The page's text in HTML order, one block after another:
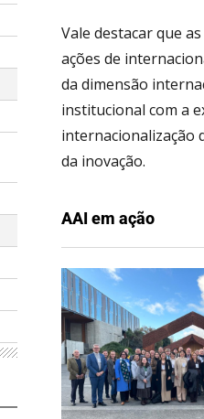
Vale destacar que
ações de
da dimensão
institucional com a
internacionalização
da inovação.
AAI em ação